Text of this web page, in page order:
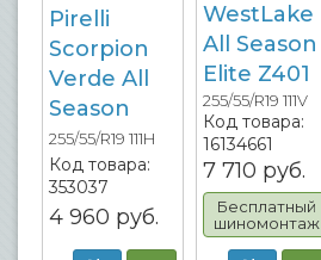
Pirelli
Scorpion
Verde All
Season
255/55/R19 111H
Код товара:
353037
4 960 руб.
WestLake
All Season
Elite Z401
255/55/R19 111V
Код товара:
16134661
7 710 руб.
Бесплатный
шиномонтаж